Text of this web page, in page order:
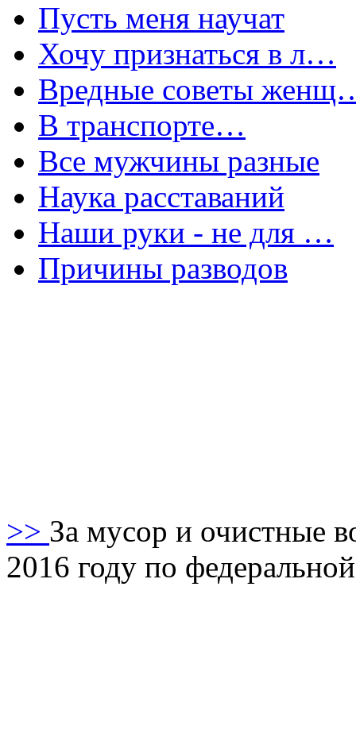
Пусть меня научат
Хочу признаться в л…
Вредные советы
В транспорте…
Все мужчины разные
Наука расставаний
Наши руки - не для …
Причины разводов
>> За мусор и очистные
2016 году по